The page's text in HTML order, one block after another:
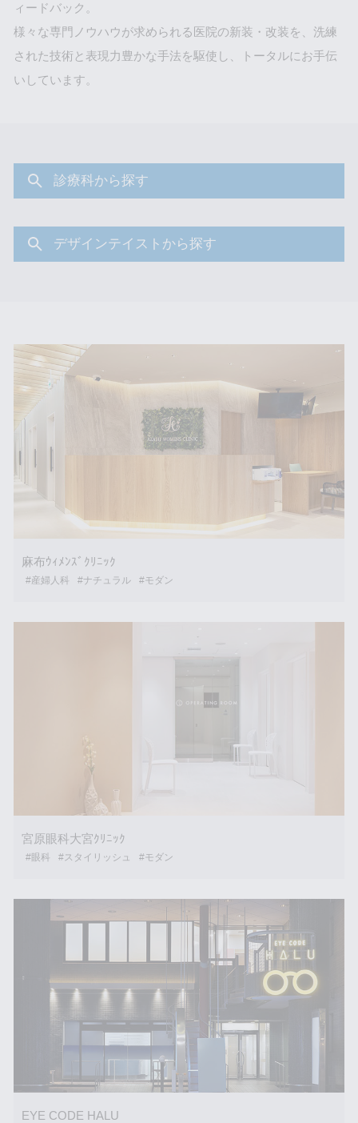
ィードバック。
様々な専門ノウハウが求められる医院の新装・改装を、 洗練
された技術と表現力豊かな手法を駆使し、トータルにお手伝
いしています。
診療科から探す
デザインテイストから探す
麻布ｳｨﾒﾝｽﾞｸﾘﾆｯｸ
#産婦人科 #ナチュラル #モダン
宮原眼科大宮ｸﾘﾆｯｸ
#眼科 #スタイリッシュ #モダン
EYE CODE HALU